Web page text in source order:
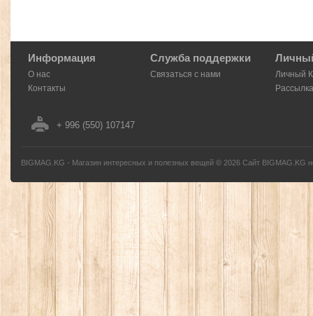
Информация
О нас
Контакты
Служба поддержки
Связаться с нами
Личный
Рассылка
+ 996 (550) 107147
BIGMAG.KG - Магазин интересных и полезных вещей © 2026 Сайт BIGMAG.KG
без письменного разрешения автора - запрещено, и будет преследоваться по